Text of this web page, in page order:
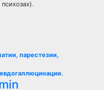
парестезии,